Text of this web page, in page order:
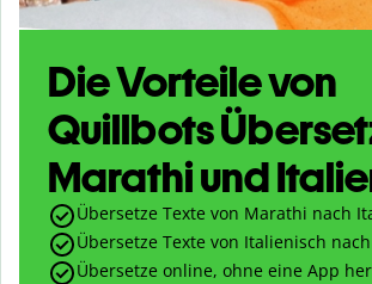
Die Vorteile von
Quillbots
Marathi und
Übersetze Texte von Marathi nach
Übersetze Texte von Italienisch
Übersetze online, ohne eine App